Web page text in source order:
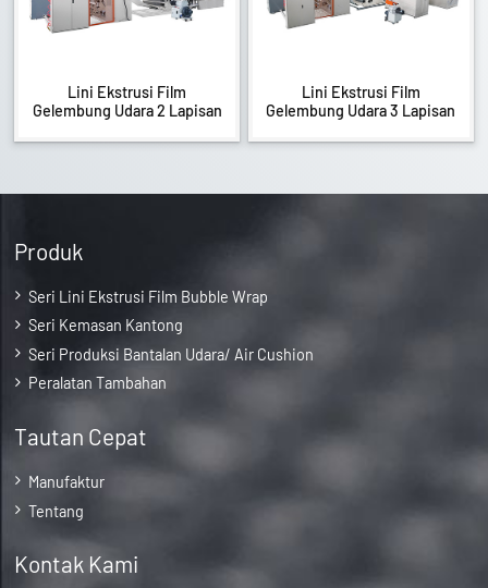
Lini Ekstrusi Film
Gelembung Udara 2 Lapisan
Lini Ekstrusi Film
Gelembung Udara 3 Lapisan
Produk
Seri Lini Ekstrusi Film Bubble Wrap
Seri Kemasan Kantong
Seri Produksi Bantalan Udara/ Air Cushion
Peralatan Tambahan
Tautan Cepat
Manufaktur
Tentang
Kontak Kami